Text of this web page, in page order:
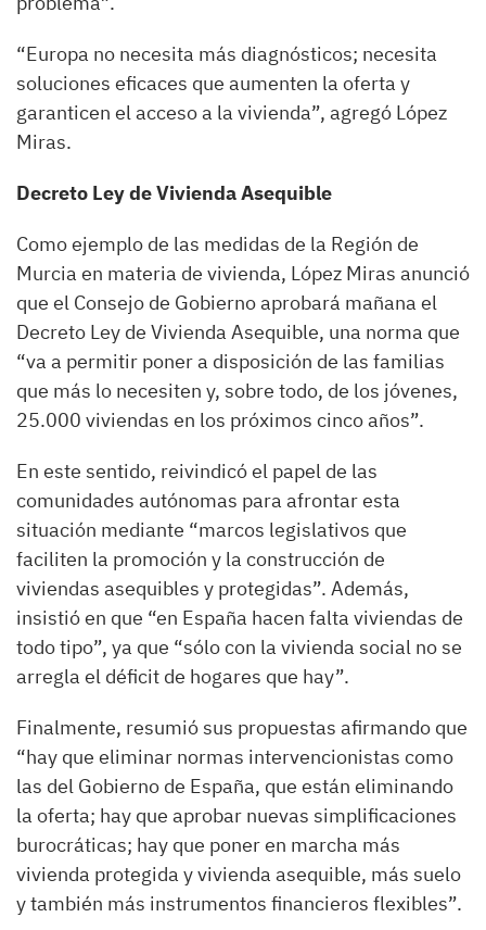
“Europa no necesita más diagnósticos; necesita
soluciones eficaces que aumenten la oferta y
garanticen el acceso a la vivienda”, agregó López
Miras.
Decreto Ley de Vivienda Asequible
Como ejemplo de las medidas de la Región de
Murcia en materia de vivienda, López Miras anunció
que el Consejo de Gobierno aprobará mañana el
Decreto Ley de Vivienda Asequible, una norma que
“va a permitir poner a disposición de las familias
que más lo necesiten y, sobre todo, de los jóvenes,
25.000 viviendas en los próximos cinco años”.
En este sentido, reivindicó el papel de las
comunidades autónomas para afrontar esta
situación mediante “marcos legislativos que
faciliten la promoción y la construcción de
viviendas asequibles y protegidas”. Además,
insistió en que “en España hacen falta viviendas de
todo tipo”, ya que “sólo con la vivienda social no se
arregla el déficit de hogares que hay”.
Finalmente, resumió sus propuestas afirmando que
“hay que eliminar normas intervencionistas como
las del Gobierno de España, que están eliminando
la oferta; hay que aprobar nuevas simplificaciones
burocráticas; hay que poner en marcha más
vivienda protegida y vivienda asequible, más suelo
y también más instrumentos financieros flexibles”.